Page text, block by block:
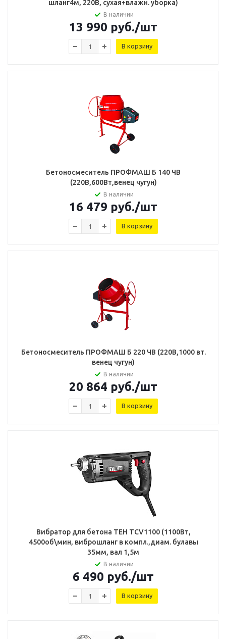
шланг4м, 220В, сухая+влажн. уборка)
В наличии
13 990 руб./шт
В корзину
Бетоносмеситель ПРОФМАШ Б 140 ЧВ
(220В,600Вт,венец чугун)
В наличии
16 479 руб./шт
В корзину
Бетоносмеситель ПРОФМАШ Б 220 ЧВ (220В,1000 вт.
венец чугун)
В наличии
20 864 руб./шт
В корзину
Вибратор для бетона TEH TCV1100 (1100Вт,
4500об\мин, виброшланг в компл.,диам. булавы
35мм, вал 1,5м
В наличии
6 490 руб./шт
В корзину